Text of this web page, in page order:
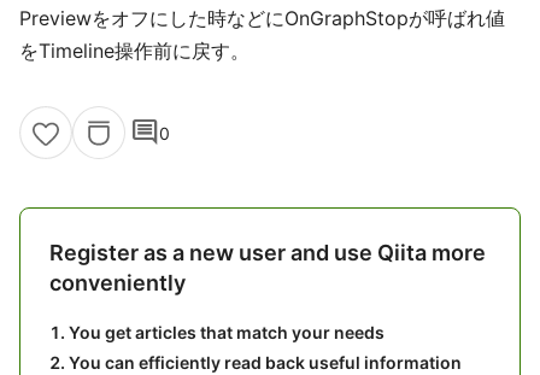
Previewをオフにした時などにOnGraphStopが呼ばれ値
をTimeline操作前に戻す。
comment0
Register as a new user and use Qiita more
conveniently
You get articles that match your needs
You can efficiently read back useful information